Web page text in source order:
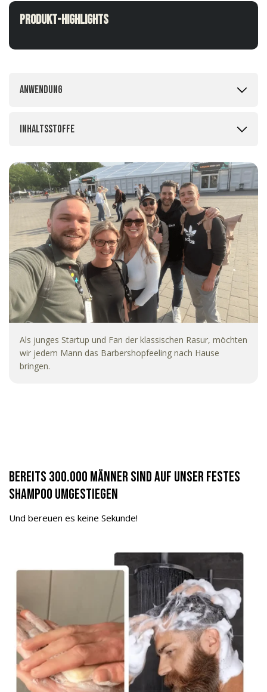
Produkt-Highlights
Anwendung
Inhaltsstoffe
Festes Shampoo (Sandelholz)
Sodium Cocoyl Isethionate, Hydrogenated
Vegetable Oil, Aqua, Polyglyceryl-4 Laurate,
Parfum, Glycerin, Tetrasodium Glutamate
Diacetate, Hexyl Cinnamal, Coumarin, Linalool,
Citronellol, Amyris Balsamifera Bark Oil, Citrus
Aurantium Bergamia Fruit Oil, CI 11680, CI 15510
Festes Shampoo (Fresh Mint)
Sodium Cocoyl Isethionate, Hydrogenated
Vegetable Oil, Aqua, Polyglyceryl-4 Laurate,
Glycerin, Parfum, Zea mays (corn) starch,
Arvensis Lead Oil, Eucalyptus Globulus Leaf Oil,
Limonene, CI 11680, CI 74260, CI 77266
Integrifolia Seed Oil, Coumarin, CI 77891
Sodium Cocoyl Isethionate, Hydrogenated
Cinnamal, Tetramethyl
Acetyloctahydronaphthalenes, Geraniol, Linalyl
Acetate, Tetrasodium Glutamate Diacetate, Glycine
Soja Oil, Citral, Anethole, Hydroxycitronellal,
Citronellol, Linalool, Beta-Caryophyllene, Aloe
Barbadensis Leaf Extract, CI 11680, CI 74260
Festes Shampoo (Sea Breeze)
Sodium Cocoyl Isethionate, Hydrogenated
Als junges Startup und Fan der klassischen Rasur, möchten
wir jedem Mann das Barbershopfeeling nach Hause
bringen.
Bereits 300.000 Männer sind auf unser Festes
Shampoo umgestiegen
Und bereuen es keine Sekunde!